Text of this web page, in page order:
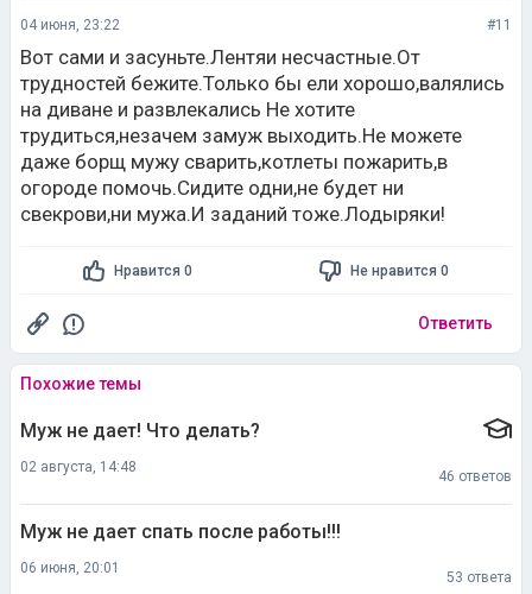
04 июня, 23:22 #11
Вот сами и засуньте.Лентяи несчастные.От
трудностей бежите.Только бы ели хорошо,валялись
на диване и развлекались Не хотите
трудиться,незачем замуж выходить.Не можете
даже борщ мужу сварить,котлеты пожарить,в
огороде помочь.Сидите одни,не будет ни
свекрови,ни мужа.И заданий тоже.Лодыряки!
Нравится 0 Не нравится 0
Ответить
Похожие темы
Муж не дает! Что делать?
02 августа, 14:48
46 ответов
Муж не дает спать после работы!!!
06 июня, 20:01
53 ответа